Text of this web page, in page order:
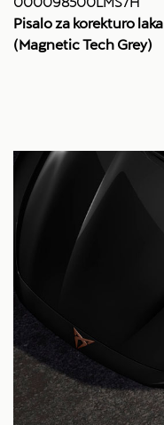
Pisalo za korekturo
(Magnetic Tech Grey)